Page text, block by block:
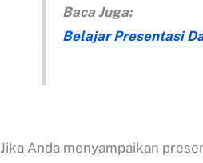
Baca Juga:
Belajar Presentasi
Jika Anda menyampaikan